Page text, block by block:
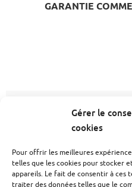
Gérer le
cookies
Pour offrir les meilleures
telles que les cookies pour stocker
appareils. Le fait de consentir à ces
traiter des données telles que le
GARANTIE